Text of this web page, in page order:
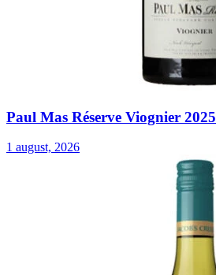
Paul Mas Réserve Viognier 2025
1 august, 2026